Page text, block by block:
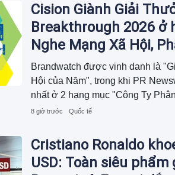
Cision Giành Giải
Breakthrough 2026 ở
Nghe Mạng Xã Hội,
Báo Chí và Tối Ưu
(AEO)
Brandwatch được vinh danh là
Hội của Năm", trong khi PR
nhất ở 2 hạng mục "Công Ty
của Năm" và "Nền Tảng...
8 giờ trước Quốc tế
Cristiano Ronaldo
USD: Toàn siêu